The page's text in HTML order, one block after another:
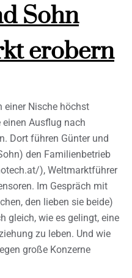
Sohn
erobern
einer Nische höchst
Ausflug nach
Dort führen Günter und
den Familienbetrieb
), Weltmarktführer
Im Gespräch mit
den lieben sie beide)
gleich, wie es gelingt, eine
zu leben. Und wie
große Konzerne